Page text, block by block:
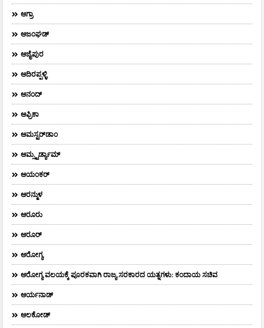
ಆಗ್ರಾ
ಆಜಂಘಡ್
ಆಜೈಪುರ
ಆದಿರಪ್ಪಳ್ಳಿ
ಆನಂದ್‌
ಆಫ್ರಿಕಾ
ಆಮಸ್ಟರ್‌ಡಾಂ
ಆಮ್ಸ್ಟರ್ಡ್ಯಾಮ್
ಆಯಂಕರ್
ಆರನ್ಮುಳ
ಆರೂರು
ಆರೂರ್
ಆರೋಗ್ಯ
ಆರೋಗ್ಯ ವಲಯಕ್ಕೆ ಪೂರಕವಾಗಿ ರಾಜ್ಯ ಸರಕಾರದ ಯತ್ನಗಳು: ಕಂದಾಯ ಸಚಿವ
ಆರ್ಯನಾಡ್
ಆಲಕೋಡ್